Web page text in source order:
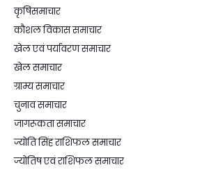
कृषिसमाचार
कौशल विकास समाचार
खेल एवं पर्यावरण समाचार
खेल समाचार
ग्राम्य समाचार
चुनाव समाचार
जागरूकता समाचार
ज्योति सिंह राशिफल समाचार
ज्योतिष एवं राशिफल समाचार